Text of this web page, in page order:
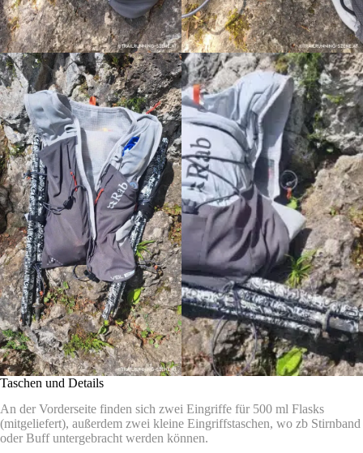
Taschen und Details
An der Vorderseite finden sich zwei Eingriffe für 500 ml Flasks
(mitgeliefert), außerdem zwei kleine Eingriffstaschen, wo zb Stirnband
oder Buff untergebracht werden können.